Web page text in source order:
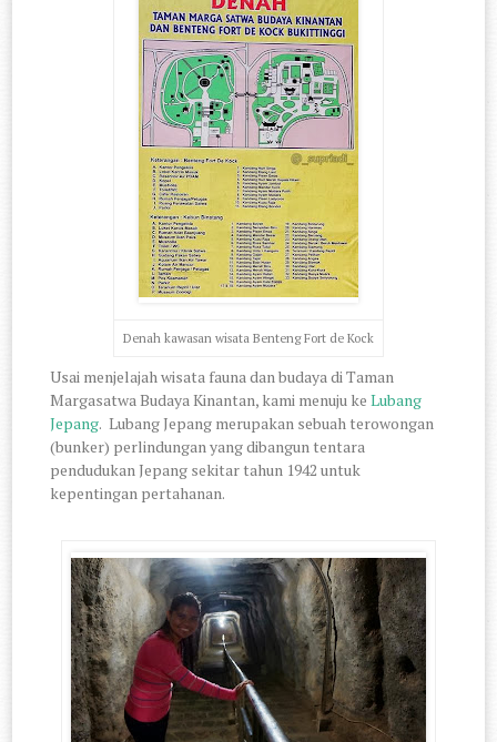
Denah kawasan wisata Benteng Fort de Kock
Usai menjelajah wisata fauna dan budaya di Taman
Margasatwa Budaya Kinantan, kami menuju keLubang
Jepang. Lubang Jepang merupakan sebuah terowongan
(bunker) perlindungan yang dibangun tentara
pendudukan Jepang sekitar tahun 1942 untuk
kepentingan pertahanan.